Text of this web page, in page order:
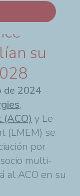
l'Ouest
su
de 2024 -
,
y Le
(LMEM) se
por
multi-
al ACO en su